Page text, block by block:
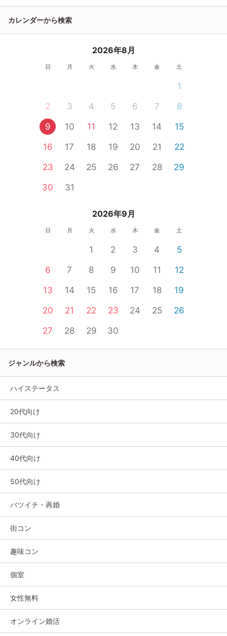
カレンダーから検索
2026年8月
日 月 火 水 木 金 土
1
2
3 4 5 6 7
8
9
10 11 12 13 14
15
16
17 18 19 20 21
22
23
24 25 26 27 28
29
30
31
2026年9月
日 月 火 水 木 金 土
1 2 3 4
5
6
7 8 9 10 11
12
13
14 15 16 17 18
19
20
21 22 23 24 25
26
27
28 29 30
ジャンルから検索
ハイステータス
20代向け
30代向け
40代向け
50代向け
バツイチ・再婚
街コン
趣味コン
個室
女性無料
オンライン婚活